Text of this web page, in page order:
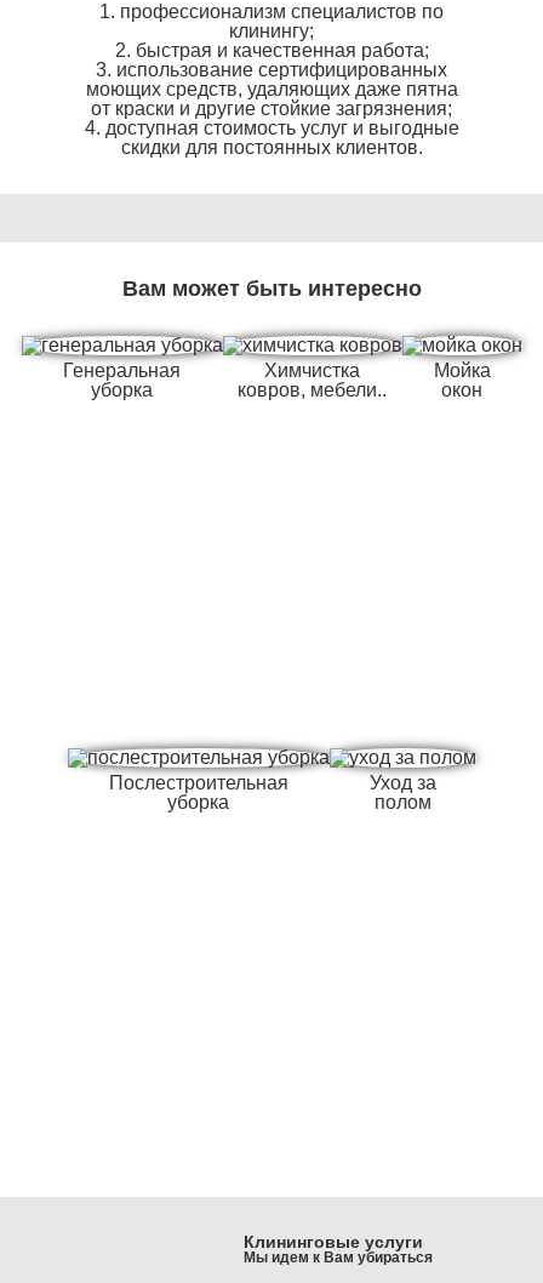
1. профессионализм специалистов по
клинингу;
2. быстрая и качественная работа;
3. использование сертифицированных
моющих средств, удаляющих даже пятна
от краски и другие стойкие загрязнения;
4. доступная стоимость услуг и выгодные
скидки для постоянных клиентов.
Вам может быть интересно
Генеральная
уборка
Химчистка
ковров, мебели..
Мойка
окон
Послестроительная
уборка
Уход за
полом
Клининговые услуги
Мы идем к Вам убираться